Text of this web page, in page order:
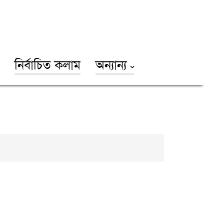
নির্বাচিত কলাম অন্যান্য